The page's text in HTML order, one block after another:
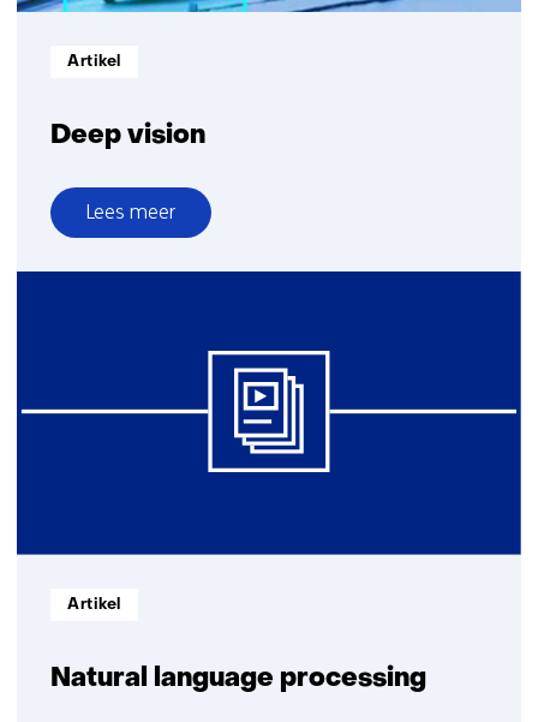
Deep vision
Informatietype:
Artikel
Lees meer
over
Deep
Natural language processing
Informatietype:
Artikel